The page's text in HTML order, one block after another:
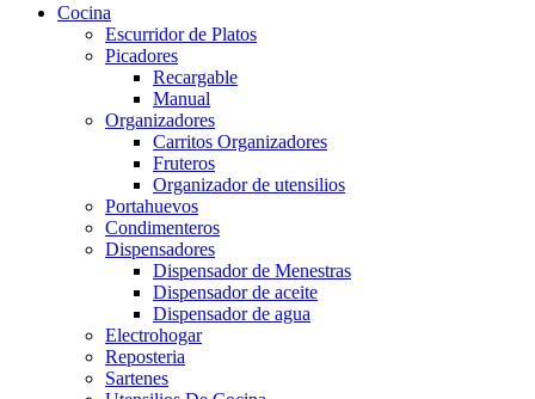
Cocina
Escurridor de Platos
Picadores
Recargable
Manual
Organizadores
Carritos Organizadores
Fruteros
Organizador de utensilios
Portahuevos
Condimenteros
Dispensadores
Dispensador de Menestras
Dispensador de aceite
Dispensador de agua
Electrohogar
Reposteria
Sartenes